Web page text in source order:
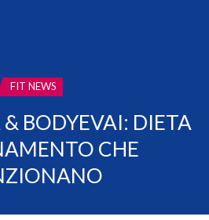
CATEGORIA:
FIT NEWS
BODYEVAI: DIETA
CHE